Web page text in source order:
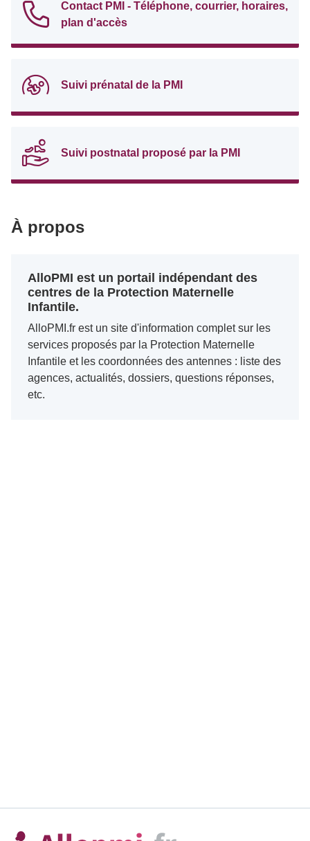
Contact PMI - Téléphone, courrier, horaires,
plan d'accès
Suivi prénatal de la PMI
Suivi postnatal proposé par la PMI
À propos
AlloPMI est un portail indépendant des
centres de la Protection Maternelle
Infantile.
AlloPMI.fr est un site d'information complet sur les
services proposés par la Protection Maternelle
Infantile et les coordonnées des antennes : liste des
agences, actualités, dossiers, questions réponses,
etc.